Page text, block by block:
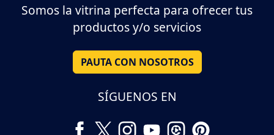
Somos la vitrina perfecta para ofrecer tus
productos y/o servicios
PAUTA CON NOSOTROS
SÍGUENOS EN